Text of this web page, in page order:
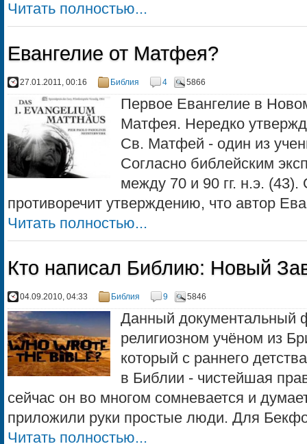
Читать полностью...
Евангелие от Матфея?
27.01.2011, 00:16 Библия 4 5866
Первое Евангелие в
Матфея. Нередко
Св. Матфей - один из
Согласно библейским
между 70 и 90 гг. н.э. (43).
противоречит утверждению, что автор
Читать полностью...
Кто написал Библию: Новый
04.09.2010, 04:33 Библия 9 5846
Данный документальный
религиозном учёном из
который с раннего
в Библии - чистейшая
сейчас он во многом сомневается и
приложили руки простые люди. Для
Читать полностью...